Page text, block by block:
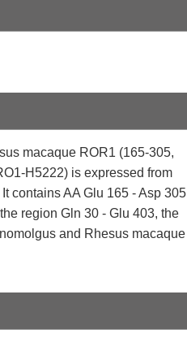
macaque ROR1 (165-305,
H5222) is expressed from
contains AA Glu 165 - Asp 305
region Gln 30 - Glu 403, the
and Rhesus macaque